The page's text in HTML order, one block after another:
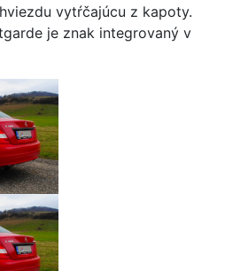
vytŕčajúcu z kapoty.
je znak integrovaný v